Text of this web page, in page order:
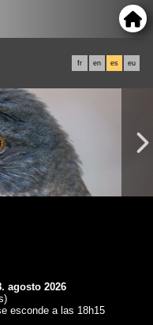
fr en es eu
agosto 2026
esconde a las 18h15